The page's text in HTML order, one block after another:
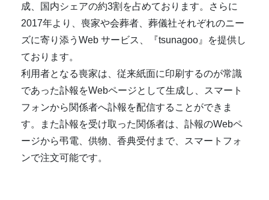
成、国内シェアの約3割を占めております。さらに
2017年より、喪家や会葬者、葬儀社それぞれのニー
ズに寄り添うWeb サービス、『tsunagoo』を提供し
ております。
利用者となる喪家は、従来紙面に印刷するのが常識
であった訃報をWebページとして生成し、スマート
フォンから関係者へ訃報を配信することができま
す。また訃報を受け取った関係者は、訃報のWebペ
ージから弔電、供物、香典受付まで、スマートフォ
ンで注文可能です。